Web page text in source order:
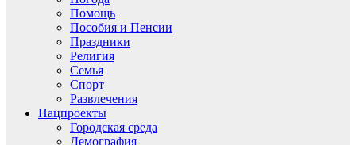
Помощь
Пособия и Пенсии
Праздники
Религия
Семья
Спорт
Развлечения
Нацпроекты
Городская среда
Демография